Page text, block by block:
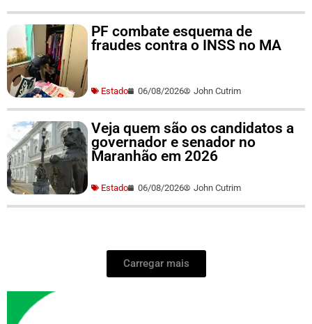
PF combate esquema de
fraudes contra o INSS no MA
Estado 06/08/2026 John Cutrim
Veja quem são os candidatos a
governador e senador no
Maranhão em 2026
Estado 06/08/2026 John Cutrim
Carregar mais